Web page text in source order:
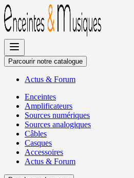
Allez
au
contenu
Parcourir notre catalogue
Actus & Forum
Enceintes
Amplificateurs
Sources numériques
Sources analogiques
Câbles
Casques
Accessoires
Actus & Forum